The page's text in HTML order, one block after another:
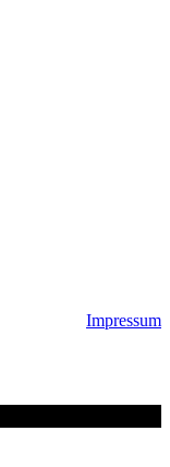
Impressum